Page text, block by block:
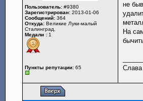
Пользователь: #9380
Зарегистрирован: 2013-01-06
Сообщений: 364
Откуда: Великие Луки-малый
Сталинград.
Медали : 1
Пункты репутации: 65
не
На